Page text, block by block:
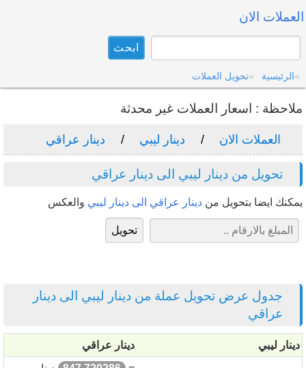
العملات الان
الرئيسية تحويل العملات
ملاحظة : اسعار العملات غير محدثة
العملات الان دينار ليبي دينار عراقي
تحويل من دينار ليبي الى دينار عراقي
يمكنك ايضا بتحويل من دينار عراقي الى دينار ليبي والعكس
جدول عرض تحويل عملة من دينار ليبي الى دينار
عراقي
دينار ليبي دينار عراقي